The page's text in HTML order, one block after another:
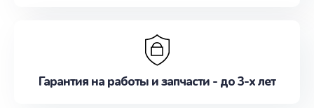
Гарантия на работы и запчасти - до 3-х лет